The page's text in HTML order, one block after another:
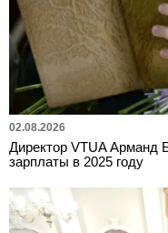
02.08.2026
Директор VTUA Арманд
зарплаты в 2025 году